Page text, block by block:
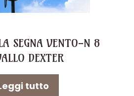
SEGNA VENTO-N 8
DEXTER
tutto